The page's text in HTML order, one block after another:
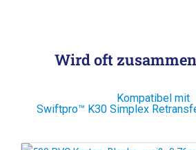
Wird oft
Kompatibel mit
Swiftpro™ K30 Simplex